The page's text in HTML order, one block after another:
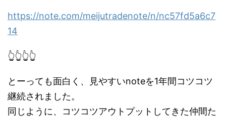
https://note.com/meijutradenote/n/nc57fd5a6c7
14
👆👆👆👆
とーっても面白く、見やすいnoteを1年間コツコツ
継続されました。
同じように、コツコツアウトプットしてきた仲間た